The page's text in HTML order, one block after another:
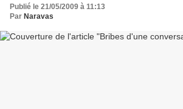
Publié le 21/05/2009 à 11:13
Par Naravas